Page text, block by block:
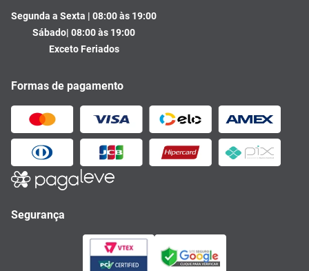
Segunda a Sexta | 08:00 às 19:00
Sábado| 08:00 às 19:00
Exceto Feriados
Formas de pagamento
Segurança